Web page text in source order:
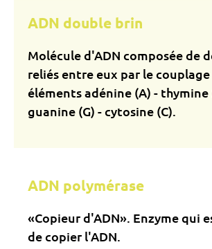
ADN double brin
Molécule d'ADN composée de
reliés entre eux par le couplage
éléments adénine (A) - thymine
guanine (G) - cytosine (C).
ADN polymérase
«Copieur d'ADN». Enzyme qui
de copier l'ADN.